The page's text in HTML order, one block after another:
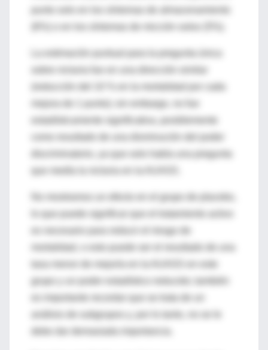
La estimación puntual para la pregunta única
mejora de 1 punto); sin embargo, no fue
estadísticamente significativa, posiblemente
discriminatorio, ya que solo había una pregunta
No mostramos un efecto en el grupo de placebo,
lo que puede significar que el tratamiento activo
es necesario para reducir el riesgo de
grupo y un poder estadístico reducido; también
análisis de subgrupos y, por lo tanto, no se le